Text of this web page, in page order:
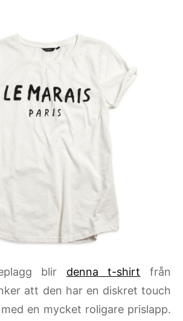
blir denna t-shirt från
att den har en diskret touch
en mycket roligare prislapp.